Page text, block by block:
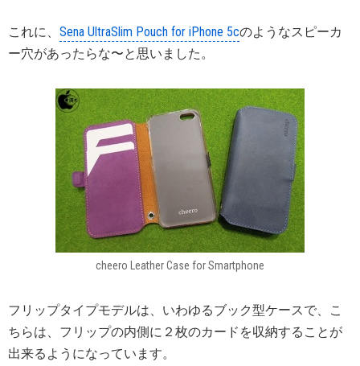
これに、 Sena UltraSlim Pouch for iPhone 5cのようなスピーカ
ー穴があったらな〜と思いました。
cheero Leather Case for Smartphone
フリップタイプモデルは、いわゆるブック型ケースで、こ
ちらは、フリップの内側に２枚のカードを収納することが
出来るようになっています。